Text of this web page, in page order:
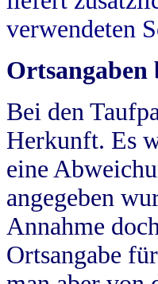
verwendeten
Ortsangaben
Bei den
Herkunft. Es
eine
angegeben
Annahme
Ortsangabe